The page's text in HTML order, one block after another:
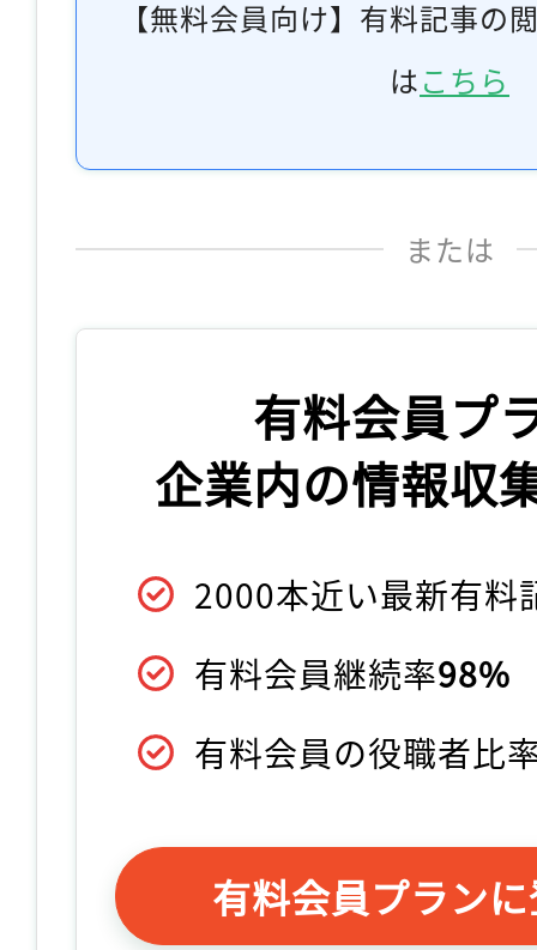
【無料会員向け】有料記事の
はこちら
または
有料会員プ
企業内の情報収
2000本近い最新有料
有料会員継続率98%
有料会員の役職者比
有料会員プラン